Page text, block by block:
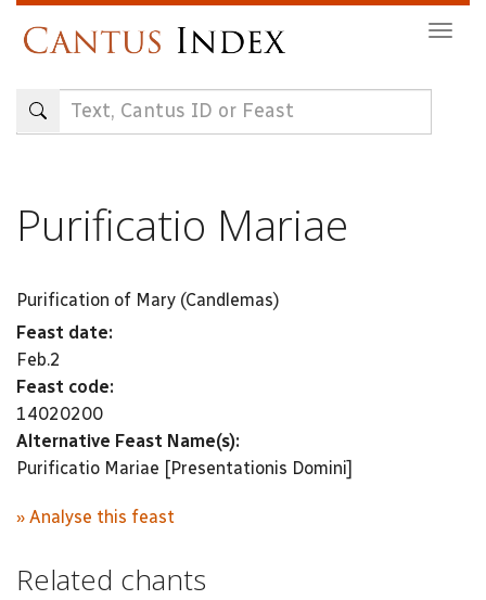
content
Purificatio Mariae
Purification of Mary (Candlemas)
Feast date:
Feb.2
Feast code:
14020200
Alternative Feast Name(s):
Purificatio Mariae [Presentationis Domini]
» Analyse this feast
Related chants